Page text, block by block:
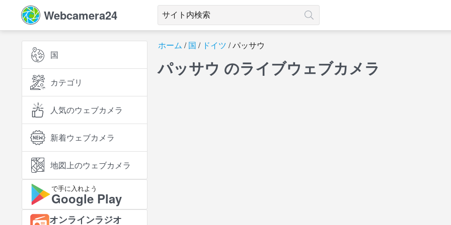
Webcamera24
国
カテゴリ
人気のウェブカメラ
新着ウェブカメラ
地図上のウェブカメラ
で手に入れよう
Google Play
オンラインラジオ
ホーム 国 ドイツ パッサウ
パッサウ のライブウェブカメラ